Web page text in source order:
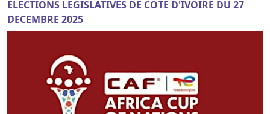
ELECTIONS LEGISLATIVES DE COTE D'IVOIRE DU 27
DECEMBRE 2025